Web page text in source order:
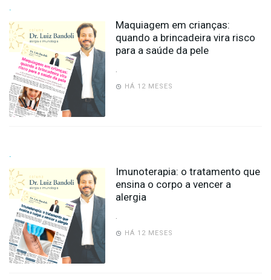
.
Maquiagem em crianças:
quando a brincadeira vira risco
para a saúde da pele
.
HÁ 12 MESES
.
Imunoterapia: o tratamento que
ensina o corpo a vencer a
alergia
.
HÁ 12 MESES